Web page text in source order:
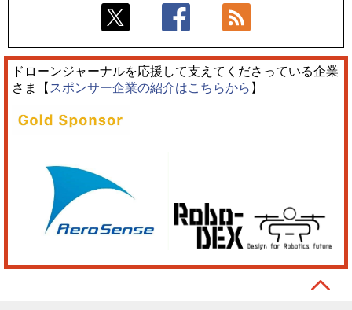
ドローンジャーナルを応援して支えてくださっている企業
さま【 スポンサー企業の紹介はこちらから 】